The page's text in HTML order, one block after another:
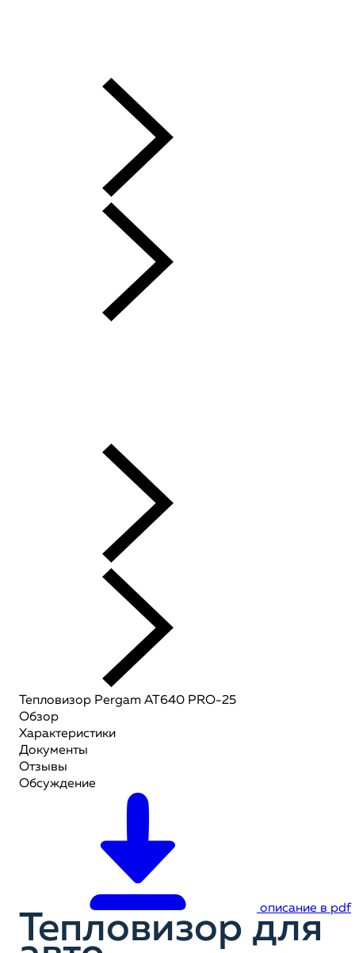
Тепловизор Pergam AT640 PRO-25
Обзор
Характеристики
Документы
Отзывы
Обсуждение
описание в pdf
Тепловизор для